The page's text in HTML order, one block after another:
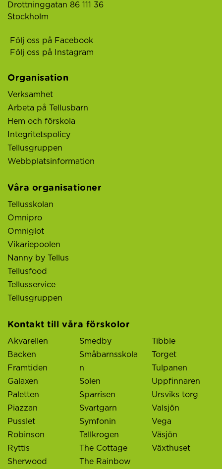
Drottninggatan 86 111 36
Stockholm
Följ oss på Facebook
Följ oss på Instagram
Organisation
Verksamhet
Arbeta på Tellusbarn
Hem och förskola
Integritetspolicy
Tellusgruppen
Webbplatsinformation
Våra organisationer
Tellusskolan
Omnipro
Omniglot
Vikariepoolen
Nanny by Tellus
Tellusfood
Tellusservice
Tellusgruppen
Kontakt till våra förskolor
Akvarellen
Backen
Framtiden
Galaxen
Paletten
Piazzan
Pusslet
Robinson
Ryttis
Sherwood
Smedby
Småbarnsskola
n
Solen
Sparrisen
Svartgarn
Symfonin
Tallkrogen
The Cottage
The Rainbow
Tibble
Torget
Tulpanen
Uppfinnaren
Ursviks torg
Valsjön
Vega
Väsjön
Växthuset